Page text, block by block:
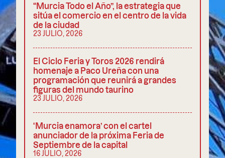
“Murcia Todo el Año”, la estrategia que
sitúa el comercio en el centro de la vida
de la ciudad
23 JULIO, 2026
El Ciclo Feria y Toros 2026 rendirá
homenaje a Paco Ureña con una
programación que reunirá a grandes
figuras del mundo taurino
23 JULIO, 2026
‘Murcia enamora’ con el cartel
anunciador de la próxima Feria de
Septiembre de la capital
16 JULIO, 2026